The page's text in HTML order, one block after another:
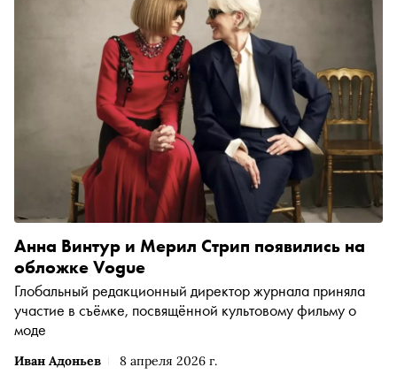
Иван Адоньев 8 апреля 2026 г.
Анна Винтур и Мерил Стрип появились на
обложке Vogue
Глобальный редакционный директор журнала приняла
участие в съёмке, посвящённой культовому фильму о
моде